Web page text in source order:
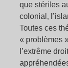
que stériles
colonial,
Toutes ces
« problèmes
l’extrême